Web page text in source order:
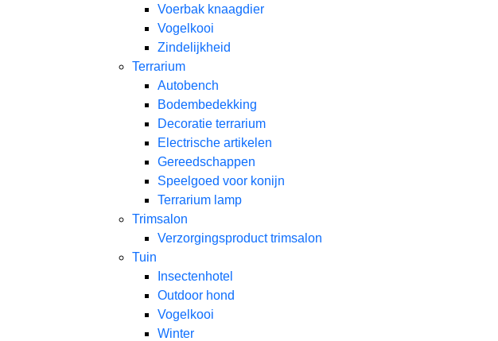
Voerbak knaagdier
Vogelkooi
Zindelijkheid
Terrarium
Autobench
Bodembedekking
Decoratie terrarium
Electrische artikelen
Gereedschappen
Speelgoed voor konijn
Terrarium lamp
Trimsalon
Verzorgingsproduct trimsalon
Tuin
Insectenhotel
Outdoor hond
Vogelkooi
Winter